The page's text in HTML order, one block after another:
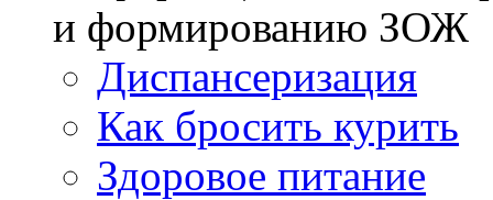
и формированию ЗОЖ
Диспансеризация
Как бросить курить
Здоровое питание